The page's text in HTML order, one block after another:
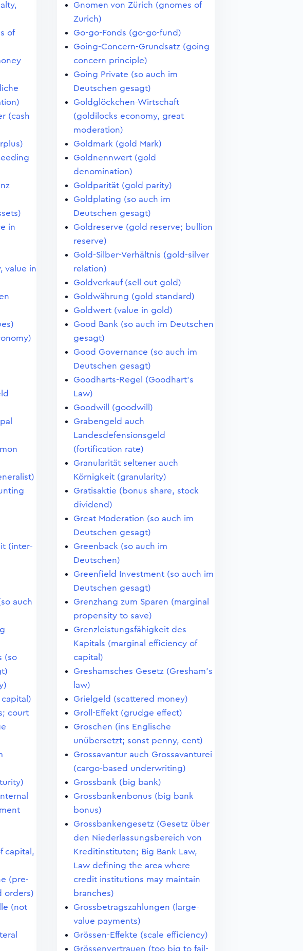
of
(cash
in
value in
(inter-
auch
(so
court
capital,
(pre-
orders)
(not
Gnomen von Zürich (gnomes of
Zurich)
Go-go-Fonds (go-go-fund)
Going-Concern-Grundsatz (going
concern principle)
Going Private (so auch im
Deutschen gesagt)
Goldglöckchen-Wirtschaft
(goldilocks economy, great
moderation)
Goldmark (gold Mark)
Goldnennwert (gold
denomination)
Goldparität (gold parity)
Goldplating (so auch im
Deutschen gesagt)
Goldreserve (gold reserve; bullion
reserve)
Gold-Silber-Verhältnis (gold-silver
relation)
Goldverkauf (sell out gold)
Goldwährung (gold standard)
Goldwert (value in gold)
Good Bank (so auch im Deutschen
gesagt)
Good Governance (so auch im
Deutschen gesagt)
Goodharts-Regel (Goodhart's
Law)
Goodwill (goodwill)
Grabengeld auch
Landesdefensionsgeld
(fortification rate)
Granularität seltener auch
Körnigkeit (granularity)
Gratisaktie (bonus share, stock
dividend)
Great Moderation (so auch im
Deutschen gesagt)
Greenback (so auch im
Deutschen)
Greenfield Investment (so auch im
Deutschen gesagt)
Grenzhang zum Sparen (marginal
propensity to save)
Grenzleistungsfähigkeit des
Kapitals (marginal efficiency of
capital)
Greshamsches Gesetz (Gresham's
law)
Grielgeld (scattered money)
Groll-Effekt (grudge effect)
Groschen (ins Englische
unübersetzt; sonst penny, cent)
Grossavantur auch Grossavanturei
(cargo-based underwriting)
Grossbank (big bank)
Grossbankenbonus (big bank
bonus)
Grossbankengesetz (Gesetz über
den Niederlassungsbereich von
Kreditinstituten; Big Bank Law,
Law defining the area where
credit institutions may maintain
branches)
Grossbetragszahlungen (large-
value payments)
Grössen-Effekte (scale efficiency)
Grössenvertrauen (too big to fail-